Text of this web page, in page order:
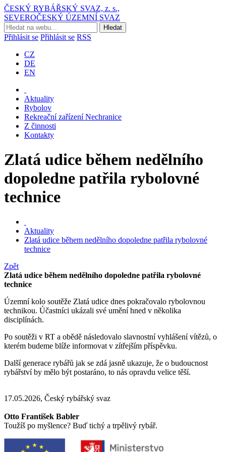
ČESKÝ RYBÁŘSKÝ SVAZ, z. s.,
SEVEROČESKÝ ÚZEMNÍ SVAZ
Přihlásit se Přihlásit se RSS
CZ
DE
EN
Aktuality
Rybolov
Rekreační zařízení Nechranice
Z činnosti
Kontakty
Zlatá udice během nedělního
dopoledne patřila rybolovné
technice
Aktuality
Zlatá udice během nedělního dopoledne patřila rybolovné
technice
Zpět
Zlatá udice během nedělního dopoledne patřila rybolovné
technice
Územní kolo soutěže Zlatá udice dnes pokračovalo rybolovnou
technikou. Účastníci ukázali své umění hned v několika
disciplínách.
Po soutěži v RT a obědě následovalo slavnostní vyhlášení vítězů, o
kterém budeme blíže informovat v zítřejším příspěvku.
Další generace rybářů jak se zdá jasně ukazuje, že o budoucnost
rybářství by mělo být postaráno, to nás opravdu velice těší.
17.05.2026, Český rybářský svaz
Otto František Babler
Toužíš po myšlence? Buď tichý a trpělivý rybář.